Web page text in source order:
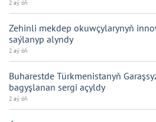
2 aý öň
Zehinli mekdep okuwçylarynyň
saýlanyp alyndy
2 aý öň
Buharestde Türkmenistanyň
bagyşlanan sergi açyldy
2 aý öň